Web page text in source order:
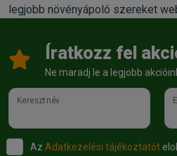
legjobb növényápoló szereket
Íratkozz fel
Ne maradj le a legjobb
Keresztnév
Az Adatkezelési tájékoztatót